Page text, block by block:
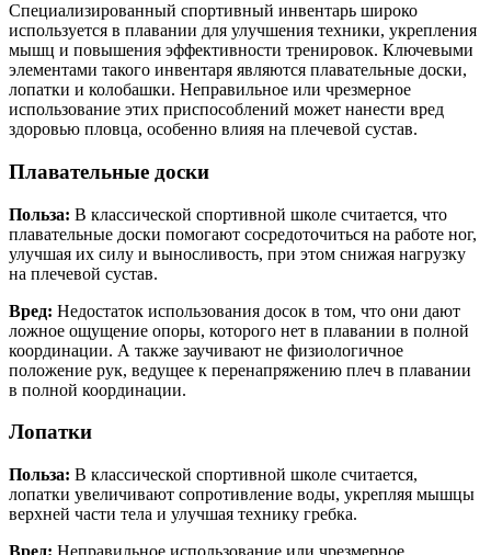
Специализированный спортивный инвентарь широко
используется в плавании для улучшения техники, укрепления
мышц и повышения эффективности тренировок. Ключевыми
элементами такого инвентаря являются плавательные доски,
лопатки и колобашки. Неправильное или чрезмерное
использование этих приспособлений может нанести вред
здоровью пловца, особенно влияя на плечевой сустав.
Плавательные доски
Польза: В классической спортивной школе считается, что
плавательные доски помогают сосредоточиться на работе ног,
улучшая их силу и выносливость, при этом снижая нагрузку
на плечевой сустав.
Вред: Недостаток использования досок в том, что они дают
ложное ощущение опоры, которого нет в плавании в полной
координации. А также заучивают не физиологичное
положение рук, ведущее к перенапряжению плеч в плавании
в полной координации.
Лопатки
Польза: В классической спортивной школе считается,
лопатки увеличивают сопротивление воды, укрепляя мышцы
верхней части тела и улучшая технику гребка.
Вред: Неправильное использование или чрезмерное